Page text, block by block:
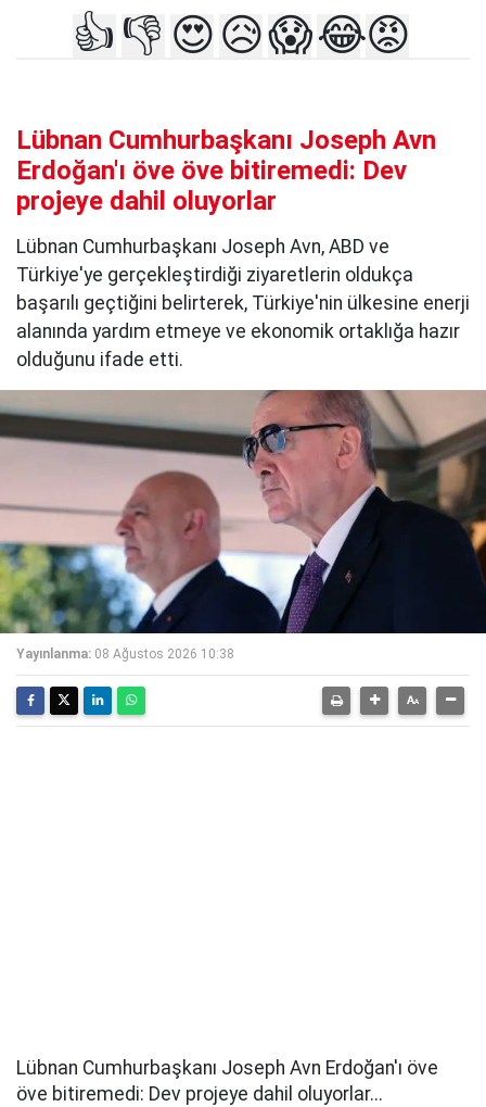
👍 👎 😍😥😱😂😡
Lübnan Cumhurbaşkanı Joseph Avn
Erdoğan'ı öve öve bitiremedi: Dev
projeye dahil oluyorlar
Lübnan Cumhurbaşkanı Joseph Avn, ABD ve
Türkiye'ye gerçekleştirdiği ziyaretlerin oldukça
başarılı geçtiğini belirterek, Türkiye'nin ülkesine enerji
alanında yardım etmeye ve ekonomik ortaklığa hazır
olduğunu ifade etti.
Yayınlanma: 08 Ağustos 2026 10:38
Lübnan Cumhurbaşkanı Joseph Avn Erdoğan'ı öve
öve bitiremedi: Dev projeye dahil oluyorlar...